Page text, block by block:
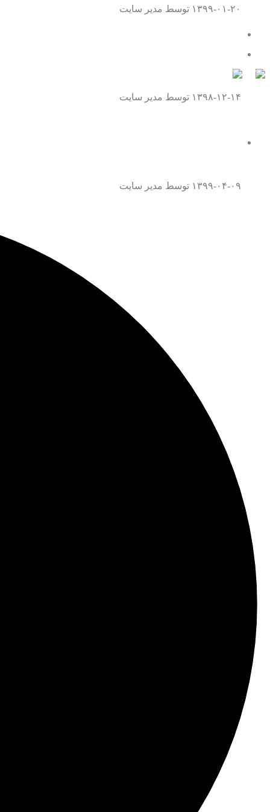
۱۳۹۹-۰۱-۲۰ توسط مدیر سایت
۱۳۹۸-۱۲-۱۴ توسط مدیر سایت
۱۳۹۹-۰۴-۰۹ توسط مدیر سایت